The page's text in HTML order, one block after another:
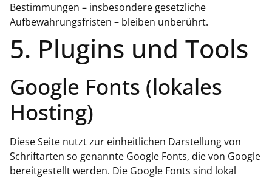
Bestimmungen – insbesondere gesetzliche
Aufbewahrungsfristen – bleiben unberührt.
5. Plugins und Tools
Google Fonts (lokales
Hosting)
Diese Seite nutzt zur einheitlichen Darstellung von
Schriftarten so genannte Google Fonts, die von Google
bereitgestellt werden. Die Google Fonts sind lokal